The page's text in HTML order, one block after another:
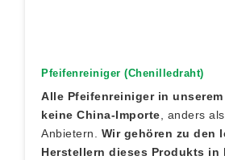
Pfeifenreiniger (Chenilledraht)
Alle Pfeifenreiniger in
keine China-Importe, anders
Anbietern. Wir gehören zu den
Herstellern dieses Produkts in